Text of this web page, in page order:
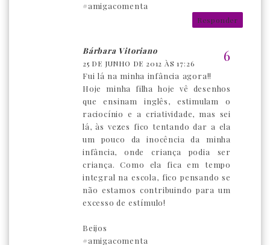
#amigacomenta
Responder
Bárbara Vitoriano
25 DE JUNHO DE 2012 ÀS 17:26
Fui lá na minha infância agora!!
Hoje minha filha hoje vê desenhos
que ensinam inglês, estimulam o
raciocínio e a criatividade, mas sei
lá, às vezes fico tentando dar a ela
um pouco da inocência da minha
infância, onde criança podia ser
criança. Como ela fica em tempo
integral na escola, fico pensando se
não estamos contribuindo para um
excesso de estímulo!
Beijos
#amigacomenta